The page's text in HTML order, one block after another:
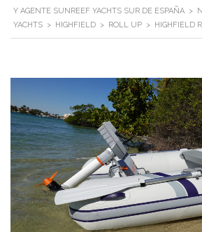
Y AGENTE SUNREEF YACHTS SUR DE ESPAÑA >
YACHTS > HIGHFIELD > ROLL UP > HIGHFIELD